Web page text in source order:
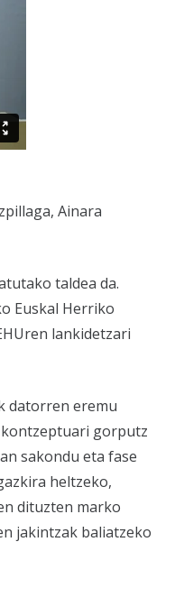
Ainara
taldea da.
Euskal Herriko
lankidetzari
datorren eremu
gorputz
sakondu eta fase
heltzeko,
dituzten marko
jakintzak baliatzeko